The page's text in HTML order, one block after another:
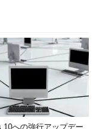
10への強行アップデー